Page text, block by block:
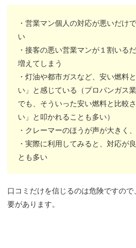
・営業マン個人の対応が悪いだけ
い
・接客の悪い営業マンが１割いる
増えてしまう
・灯油や都市ガスなど、安い燃料
い」と感じている（プロパンガス
でも、そういった安い燃料と比較
い」と叩かれることも多い）
・クレーマーのほうが声が大きく
・実際に利用してみると、対応が
とも多い
口コミだけを信じるのは危険ですの
要があります。